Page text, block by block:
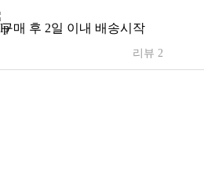
구매 후 2일 이내 배송시작
리뷰 2